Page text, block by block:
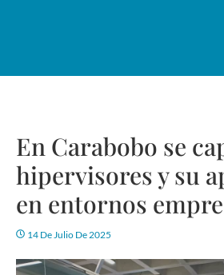
En Carabobo se
hipervisores y su
en entornos
14 De Julio De 2025